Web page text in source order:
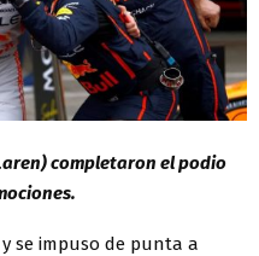
completaron el podio
se impuso de punta a